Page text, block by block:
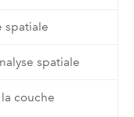
spatiale
spatiale
couche